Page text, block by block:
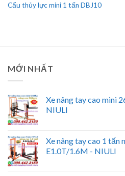
Cẩu thủy lực mini 1 tấn DBJ10
MỚI NHẤT
Xe nâng tay cao mini
NIULI
Xe nâng tay cao 1 tấn
E1.0T/1.6M - NIULI